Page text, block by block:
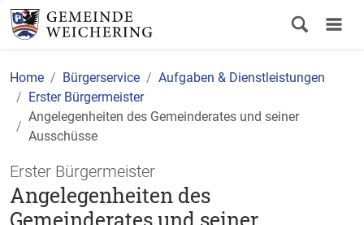
Home Bürgerservice
Aufgaben & Dienstleistungen
Erster Bürgermeister
Angelegenheiten des Gemeinderates und seiner
Ausschüsse
Erster Bürgermeister
Angelegenheiten des